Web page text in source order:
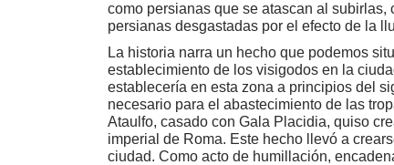
como persianas que se atascan al
persianas desgastadas por el efecto de la
La historia narra un hecho que podemos
establecimiento de los visigodos en la
establecería en esta zona a principios del
necesario para el abastecimiento de las
Ataulfo, casado con Gala Placidia, quiso
imperial de Roma. Este hecho llevó a
ciudad. Como acto de humillación,